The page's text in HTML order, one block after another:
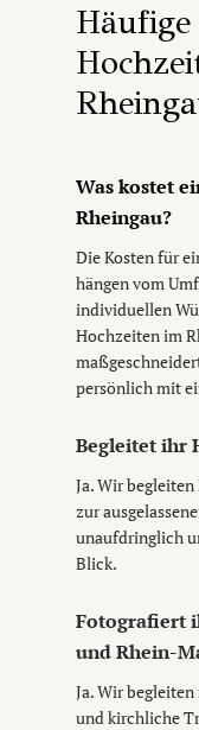
Was kostet
Rheingau?
Die Kosten für
hängen vom
individuellen
Hochzeiten im
persönlich mit
Begleitet ihr
Ja. Wir
zur
unaufdringlich
Blick.
Fotografiert
und Rhein-
Ja. Wir
und kirchliche